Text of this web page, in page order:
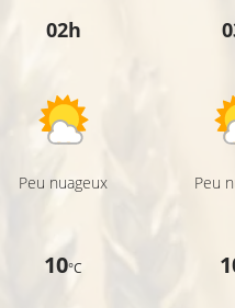
02h
Peu nuageux
10°C
Peu